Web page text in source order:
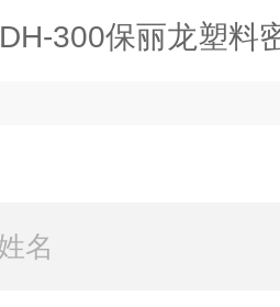
DH-300保丽龙塑料